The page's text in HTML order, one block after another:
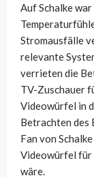
Auf Schalke
Stromausfälle
relevante
verrieten die
TV-Zuschauer
Videowürfel in
Betrachten des
Fan von
Videowürfel für
wäre.